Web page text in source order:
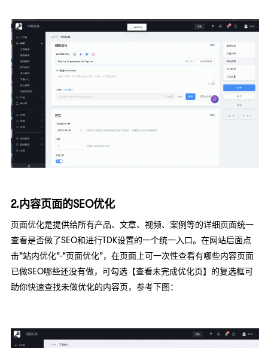
2.内容页面的SEO优化
页面优化是提供给所有产品、文章、视频、案例等的详细页面统一
查看是否做了SEO和进行TDK设置的一个统一入口。在网站后面点
击“站内优化”-“页面优化”，在页面上可一次性查看有哪些内容页面
已做SEO哪些还没有做，可勾选【查看未完成优化页】的复选框可
助你快速查找未做优化的内容页，参考下图：